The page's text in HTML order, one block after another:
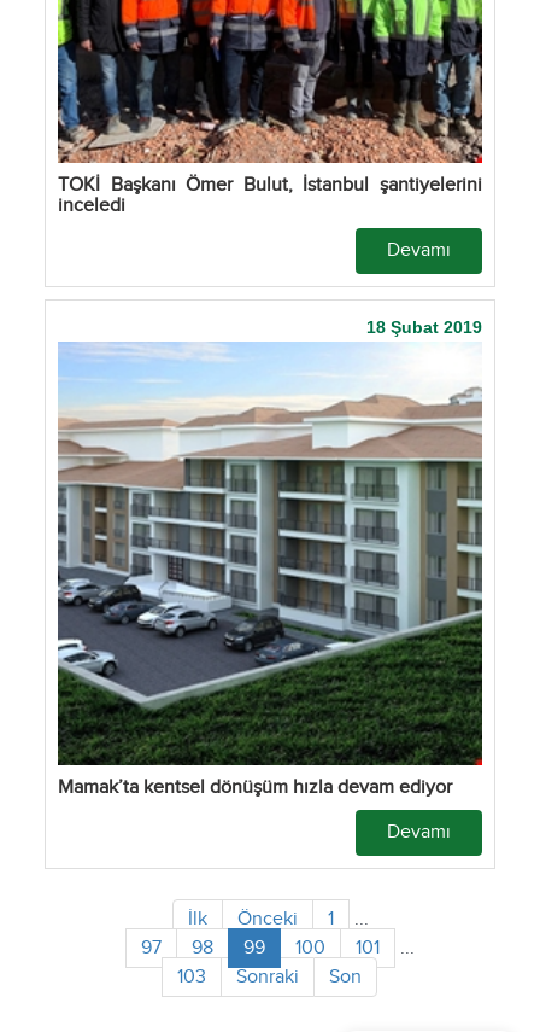
TOKİ Başkanı Ömer Bulut, İstanbul şantiyelerini
inceledi
Devamı
18 Şubat 2019
Mamak’ta kentsel dönüşüm hızla devam ediyor
Devamı
İlk Önceki 1
...
97
98 99 100 101
...
103
Sonraki Son